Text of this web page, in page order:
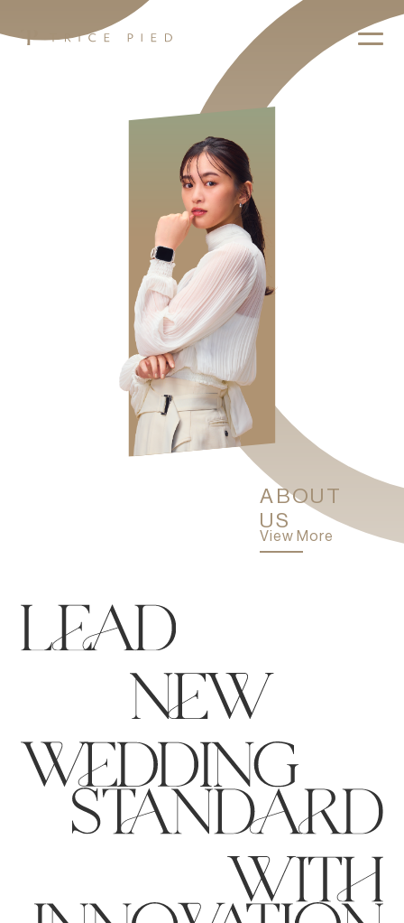
ABOUT
US
View More